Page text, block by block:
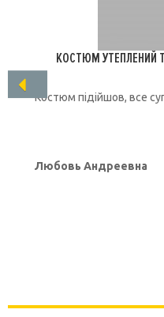
КОСТЮМ УТЕПЛЕНИЙ
Костюм підійшов, все
Любовь Андреевна